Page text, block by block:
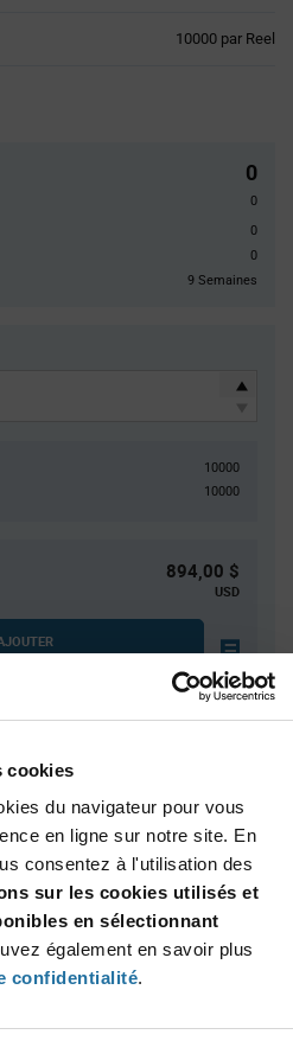
cookies
du navigateur pour vous
en ligne sur notre site. En
consentez à l'utilisation des
sur les cookies utilisés et
en sélectionnant
également en savoir plus
confidentialité.
10000 par Reel
0
0
0
0
9 Semaines
10000
10000
894,00 $
USD
Unis. Une estimation des droits
calculée au moment du